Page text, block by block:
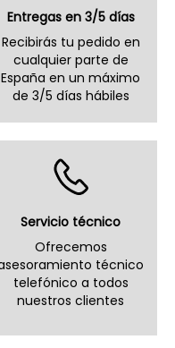
Entregas en 3/5 días
Recibirás tu pedido en
cualquier parte de
España en un máximo
de 3/5 días hábiles
Servicio técnico
Ofrecemos
técnico
telefónico a todos
nuestros clientes